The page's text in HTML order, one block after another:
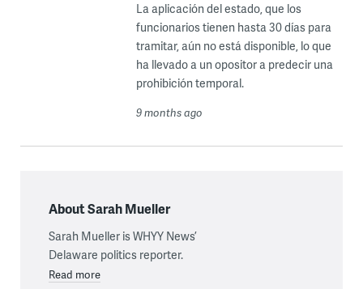
La aplicación del estado, que los
funcionarios tienen hasta 30 días para
tramitar, aún no está disponible, lo que
ha llevado a un opositor a predecir una
prohibición temporal.
9 months ago
About Sarah Mueller
Sarah Mueller is WHYY News’
Delaware politics reporter.
Read more